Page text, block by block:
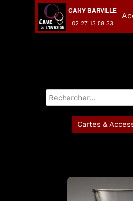
CANY-BARVILLE
02 27 13 58 33
Cartes &